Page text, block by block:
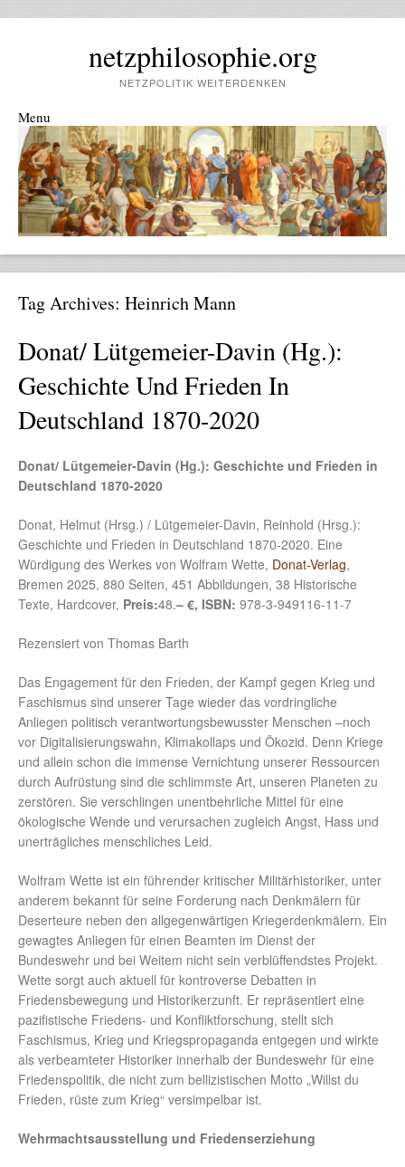
netzphilosophie.org
NETZPOLITIK WEITERDENKEN
Menu
Skip to content
Tag Archives: Heinrich Mann
Donat/ Lütgemeier-Davin (Hg.):
Geschichte Und Frieden In
Deutschland 1870-2020
Donat/ Lütgemeier-Davin (Hg.): Geschichte und Frieden in
Deutschland 1870-2020
Donat, Helmut (Hrsg.) / Lütgemeier-Davin, Reinhold (Hrsg.):
Geschichte und Frieden in Deutschland 1870-2020. Eine
Würdigung des Werkes von Wolfram Wette, Donat-Verlag,
Bremen 2025, 880 Seiten, 451 Abbildungen, 38 Historische
Texte, Hardcover, Preis:48.– €, ISBN: 978-3-949116-11-7
Rezensiert von Thomas Barth
Das Engagement für den Frieden, der Kampf gegen Krieg und
Faschismus sind unserer Tage wieder das vordringliche
Anliegen politisch verantwortungsbewusster Menschen –noch
vor Digitalisierungswahn, Klimakollaps und Ökozid. Denn Kriege
und allein schon die immense Vernichtung unserer Ressourcen
durch Aufrüstung sind die schlimmste Art, unseren Planeten zu
zerstören. Sie verschlingen unentbehrliche Mittel für eine
ökologische Wende und verursachen zugleich Angst, Hass und
unerträgliches menschliches Leid.
Wolfram Wette ist ein führender kritischer Militärhistoriker, unter
anderem bekannt für seine Forderung nach Denkmälern für
Deserteure neben den allgegenwärtigen Kriegerdenkmälern. Ein
gewagtes Anliegen für einen Beamten im Dienst der
Bundeswehr und bei Weitem nicht sein verblüffendstes Projekt.
Wette sorgt auch aktuell für kontroverse Debatten in
Friedensbewegung und Historikerzunft. Er repräsentiert eine
pazifistische Friedens- und Konfliktforschung, stellt sich
Faschismus, Krieg und Kriegspropaganda entgegen und wirkte
als verbeamteter Historiker innerhalb der Bundeswehr für eine
Friedenspolitik, die nicht zum bellizistischen Motto „Willst du
Frieden, rüste zum Krieg“ versimpelbar ist.
Wehrmachtsausstellung und Friedenserziehung